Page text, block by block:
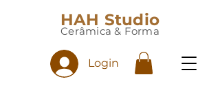
HAH Studio
Cerâmica & Forma
Login